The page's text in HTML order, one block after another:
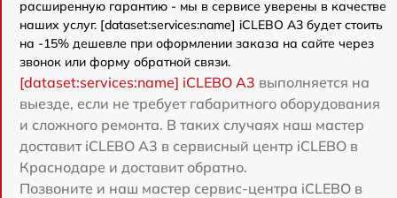
расширенную гарантию - мы в сервисе уверены в качестве
наших услуг. [dataset:services:name] iCLEBO A3 будет стоить
на -15% дешевле при оформлении заказа на сайте через
звонок или форму обратной связи.
[dataset:services:name] iCLEBO A3 выполняется на
выезде, если не требует габаритного оборудования
и сложного ремонта. В таких случаях наш мастер
доставит iCLEBO A3 в сервисный центр iCLEBO в
Краснодаре и доставит обратно.
Позвоните и наш мастер сервис-центра iCLEBO в